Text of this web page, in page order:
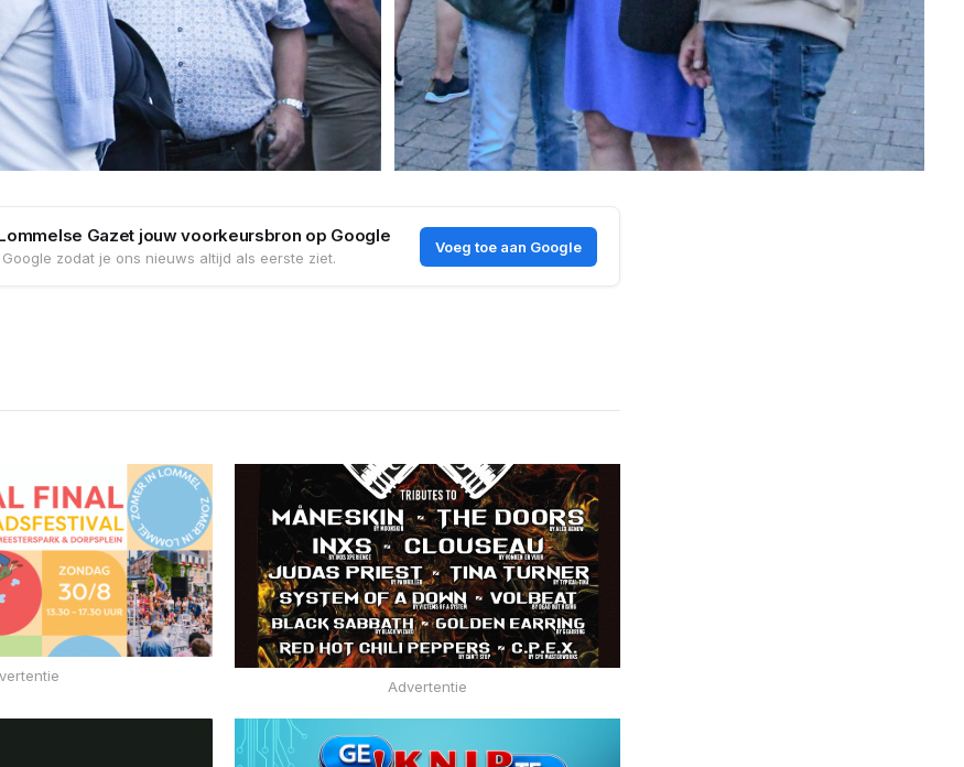
Gazet jouw voorkeursbron op Google
zodat je ons nieuws altijd als eerste ziet.
Voeg toe aan Google
Advertentie